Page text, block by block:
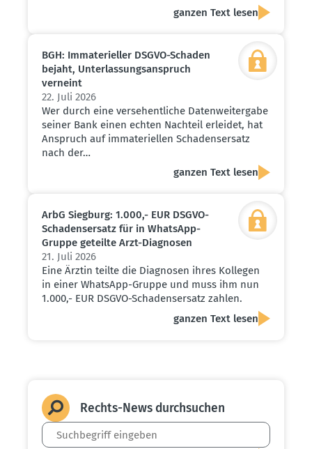
ganzen Text lesen
BGH: Immate­ri­eller DSGVO-Schaden
bejaht, Unter­las­sungs­an­spruch
verneint
22. Juli 2026
Wer durch eine versehentliche Datenweitergabe
seiner Bank einen echten Nachteil erleidet, hat
Anspruch auf immateriellen Schadensersatz
nach der…
ganzen Text lesen
ArbG Siegburg: 1.000,- EUR DSGVO-
Schadens­ersatz für in WhatsApp-
Gruppe geteilte Arzt-Diagnosen
21. Juli 2026
Eine Ärztin teilte die Diagnosen ihres Kollegen
in einer WhatsApp-Gruppe und muss ihm nun
1.000,- EUR DSGVO-Schadensersatz zahlen.
ganzen Text lesen
Rechts-News durch­suchen